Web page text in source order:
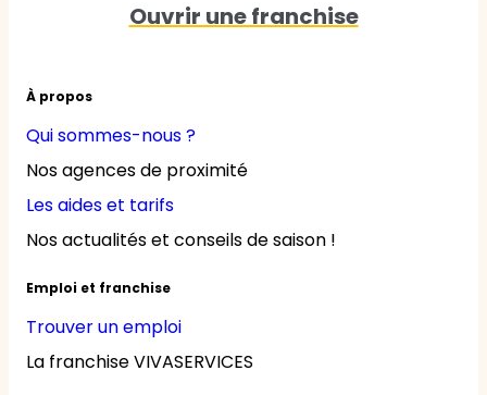
À propos
Qui sommes-nous ?
Nos agences de proximité
Les aides et tarifs
Nos actualités et conseils de saison !
Emploi et franchise
Trouver un emploi
La franchise VIVASERVICES
Ouvrir une franchise